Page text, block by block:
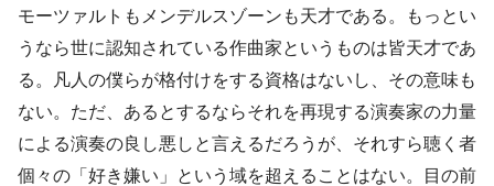
モーツァルトもメンデルスゾーンも天才である。もっとい
うなら世に認知されている作曲家というものは皆天才であ
る。凡人の僕らが格付けをする資格はないし、その意味も
ない。ただ、あるとするならそれを再現する演奏家の力量
による演奏の良し悪しと言えるだろうが、それすら聴く者
個々の「好き嫌い」という域を超えることはない。目の前